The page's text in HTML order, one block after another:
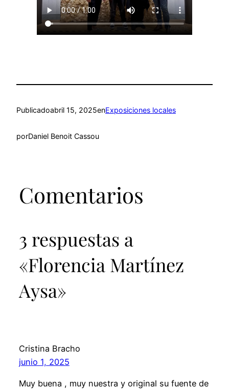
Publicadoabril 15, 2025enExposiciones locales
porDaniel Benoit Cassou
Comentarios
3 respuestas a
«Florencia Martínez
Aysa»
Cristina Bracho
junio 1, 2025
Muy buena , muy nuestra y original su fuente de